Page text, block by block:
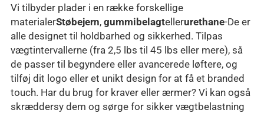
Vi tilbyder plader i en række forskellige
materialerStøbejern, gummibelagtellerurethane-De er
alle designet til holdbarhed og sikkerhed. Tilpas
vægtintervallerne (fra 2,5 lbs til 45 lbs eller mere), så
de passer til begyndere eller avancerede løftere, og
tilføj dit logo eller et unikt design for at få et branded
touch. Har du brug for kraver eller ærmer? Vi kan også
skræddersy dem og sørge for sikker vægtbelastning